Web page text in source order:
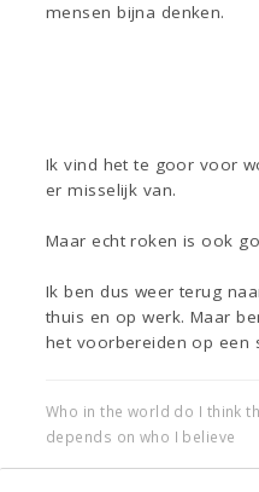
mensen bijna denken.
Ik vind het te goor voor
er misselijk van.
Maar echt roken is ook
Ik ben dus weer terug
thuis en op werk. Maar
het voorbereiden op een
Who in the world do I think
depends on who I believe